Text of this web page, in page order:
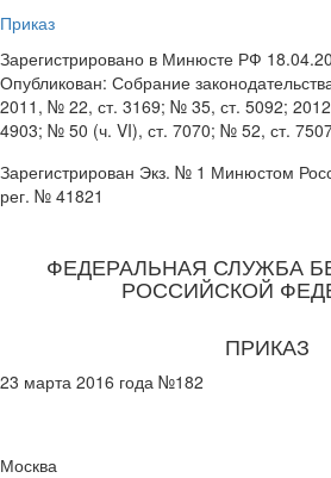
Приказ
Зарегистрировано в Минюсте РФ
Опубликован: Собрание
2011, № 22, ст. 3169; № 35, ст. 5092;
4903; № 50 (ч. VI), ст. 7070; № 52, ст.
Зарегистрирован Экз. № 1 Минюстом
рег. № 41821
ФЕДЕРАЛЬНАЯ СЛУЖБА
РОССИЙСКОЙ
ПРИКАЗ
23 марта 2016
Москва